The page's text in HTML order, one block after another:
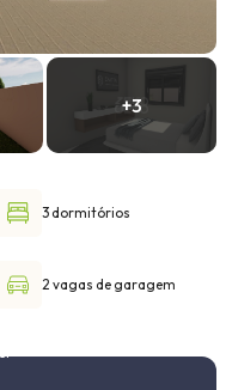
1.000.000,00 ou +
3 dormitórios
2 vagas de garagem